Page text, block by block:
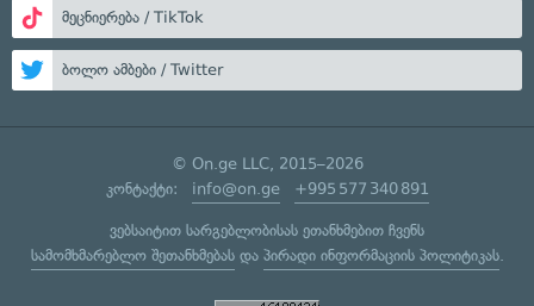
მეცნიერება / TikTok
ბოლო ამბები / Twitter
© On.ge LLC, 2015–2026
კონტაქტი: info@on.ge +995 577 340 891
ვებსაიტით სარგებლობისას ეთანხმებით ჩვენს
სამომხმარებლო შეთანხმებასდა პირადი ინფორმაციის პოლიტიკას.